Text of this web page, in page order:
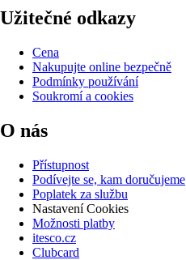
Užitečné odkazy
Cena
Nakupujte online bezpečně
Podmínky používání
Soukromí a cookies
O nás
Přístupnost
Podívejte se, kam doručujeme
Poplatek za službu
Nastavení Cookies
Možnosti platby
itesco.cz
Clubcard